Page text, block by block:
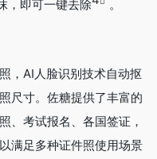
，即可一键去除
。
，AI人脸识别技术自动抠
尺寸。佐糖提供了丰富的
、考试报名、各国签证，
满足多种证件照使用场景